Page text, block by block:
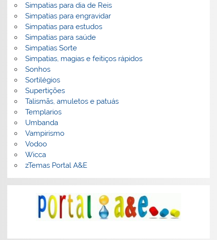
Simpatias para dia de Reis
Simpatias para engravidar
Simpatias para estudos
Simpatias para saúde
Simpatias Sorte
Simpatias, magias e feitiços rápidos
Sonhos
Sortilégios
Supertições
Talismãs, amuletos e patuás
Templarios
Umbanda
Vampirismo
Vodoo
Wicca
zTemas Portal A&E